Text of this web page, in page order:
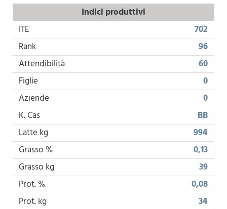
Indici produttivi
ITE
702
Rank
96
Attendibilità
60
Figlie
0
Aziende
0
K. Cas
BB
Latte kg
994
Grasso %
0,13
Grasso kg
39
Prot. %
0,08
Prot. kg
34